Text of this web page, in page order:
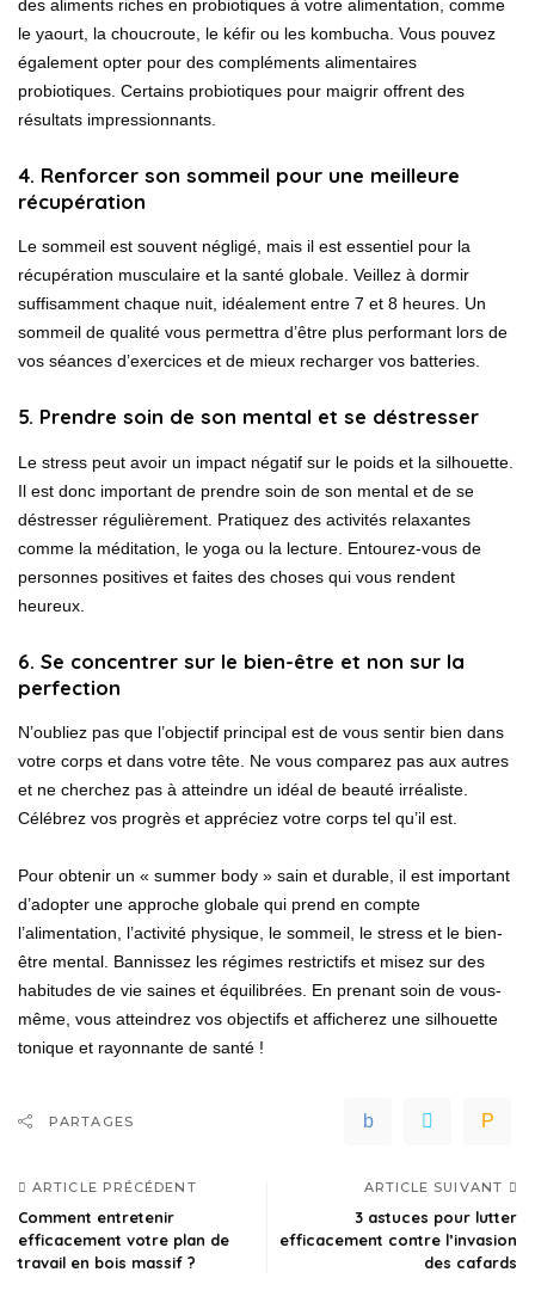
des aliments riches en probiotiques à votre alimentation, comme
le yaourt, la choucroute, le kéfir ou les kombucha. Vous pouvez
également opter pour des compléments alimentaires
probiotiques. Certains probiotiques pour maigrir offrent des
résultats impressionnants.
4. Renforcer son sommeil pour une meilleure
récupération
Le sommeil est souvent négligé, mais il est essentiel pour la
récupération musculaire et la santé globale. Veillez à dormir
suffisamment chaque nuit, idéalement entre 7 et 8 heures. Un
sommeil de qualité vous permettra d’être plus performant lors de
vos séances d’exercices et de mieux recharger vos batteries.
5. Prendre soin de son mental et se déstresser
Le stress peut avoir un impact négatif sur le poids et la silhouette.
Il est donc important de prendre soin de son mental et de se
déstresser régulièrement. Pratiquez des activités relaxantes
comme la méditation, le yoga ou la lecture. Entourez-vous de
personnes positives et faites des choses qui vous rendent
heureux.
6. Se concentrer sur le bien-être et non sur la
perfection
N’oubliez pas que l’objectif principal est de vous sentir bien dans
votre corps et dans votre tête. Ne vous comparez pas aux autres
et ne cherchez pas à atteindre un idéal de beauté irréaliste.
Célébrez vos progrès et appréciez votre corps tel qu’il est.
Pour obtenir un « summer body » sain et durable, il est important
d’adopter une approche globale qui prend en compte
l’alimentation, l’activité physique, le sommeil, le stress et le bien-
être mental. Bannissez les régimes restrictifs et misez sur des
habitudes de vie saines et équilibrées. En prenant soin de vous-
même, vous atteindrez vos objectifs et afficherez une silhouette
tonique et rayonnante de santé !
PARTAGES
ARTICLE PRÉCÉDENT
Comment entretenir
efficacement votre plan de
travail en bois massif ?
ARTICLE SUIVANT
3 astuces pour lutter
efficacement contre l’invasion
des cafards